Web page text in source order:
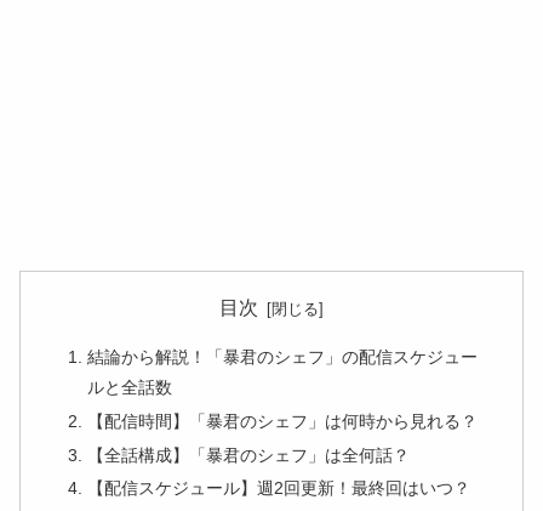
目次
結論から解説！「暴君のシェフ」の配信スケジュー
ルと全話数
【配信時間】「暴君のシェフ」は何時から見れる？
【全話構成】「暴君のシェフ」は全何話？
【配信スケジュール】週2回更新！最終回はいつ？